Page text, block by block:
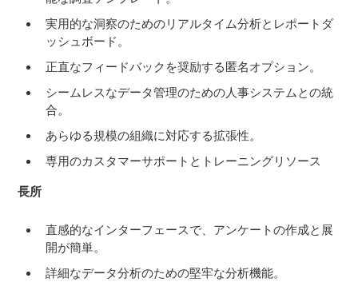
実用的な洞察のためのリアルタイム分析とレポートダ
ッシュボード。
正直なフィードバックを奨励する匿名オプション。
シームレスなデータ管理のための人事システムとの統
合。
あらゆる規模の組織に対応する拡張性。
専用のカスタマーサポートとトレーニングリソース
長所
直感的なインターフェースで、アンケートの作成と展
開が簡単。
詳細なデータ分析のための堅牢な分析機能。